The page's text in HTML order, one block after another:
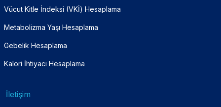
Vücut Kitle İndeksi (VKİ) Hesaplama
Metabolizma Yaşı Hesaplama
Gebelik Hesaplama
Kalori İhtiyacı Hesaplama
İletişim